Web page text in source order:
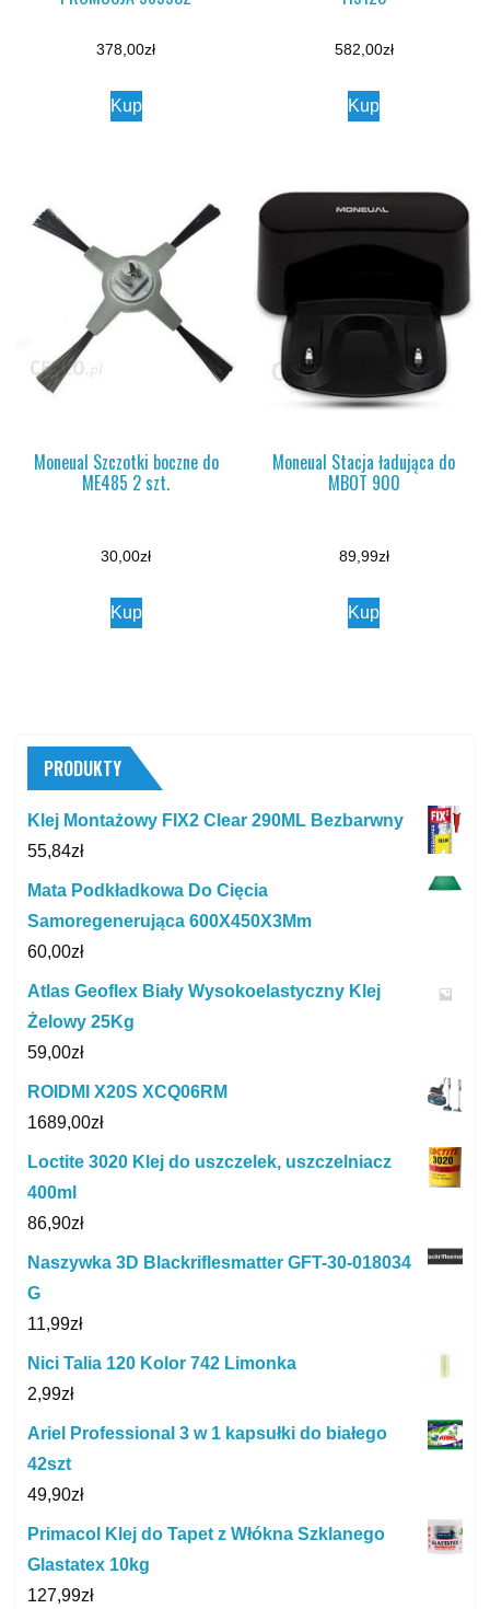
378,00zł
Kup
582,00zł
Kup
Moneual Szczotki boczne do
ME485 2 szt.
30,00zł
Kup
Moneual Stacja ładująca do
MBOT 900
89,99zł
Kup
PRODUKTY
Klej Montażowy FIX2 Clear 290ML Bezbarwny
55,84zł
Mata Podkładkowa Do Cięcia
Samoregenerująca 600X450X3Mm
60,00zł
Atlas Geoflex Biały Wysokoelastyczny Klej
Żelowy 25Kg
59,00zł
ROIDMI X20S XCQ06RM
1689,00zł
Loctite 3020 Klej do uszczelek, uszczelniacz
400ml
86,90zł
Naszywka 3D Blackriflesmatter GFT-30-018034
G
11,99zł
Nici Talia 120 Kolor 742 Limonka
2,99zł
Ariel Professional 3 w 1 kapsułki do białego
42szt
49,90zł
Primacol Klej do Tapet z Włókna Szklanego
Glastatex 10kg
127,99zł